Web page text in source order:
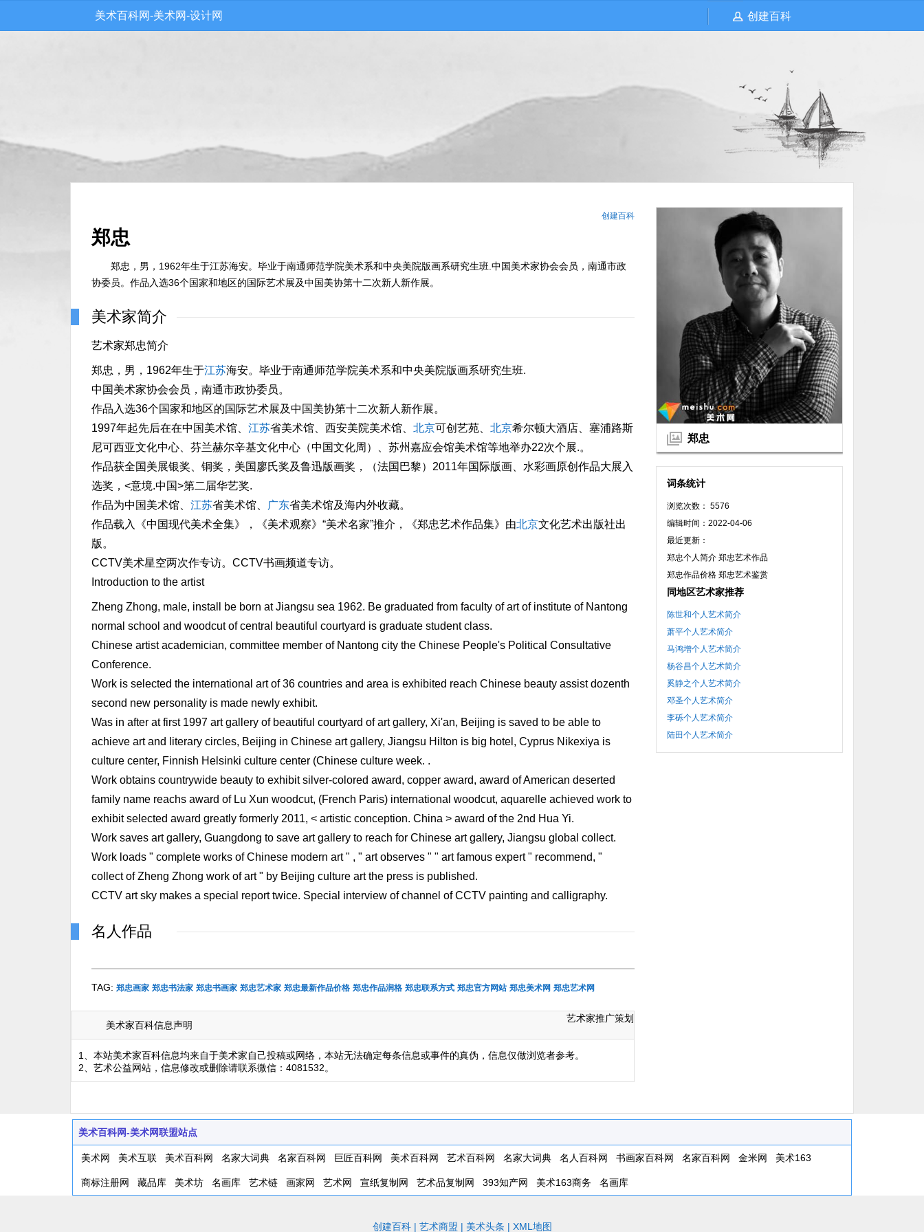
美术百科网-美术网-设计网 创建百科
郑忠
词条统计
浏览次数： 5576
编辑时间：2022-04-06
最近更新：
郑忠个人简介 郑忠艺术作品
郑忠作品价格 郑忠艺术鉴赏
同地区艺术家推荐
陈世和个人艺术简介
萧平个人艺术简介
马鸿增个人艺术简介
杨谷昌个人艺术简介
奚静之个人艺术简介
邓圣个人艺术简介
李砾个人艺术简介
陆田个人艺术简介
创建百科
郑忠
郑忠，男，1962年生于江苏海安。毕业于南通师范学院美术系和中央美院版画系研究生班.中国美术家协会会员，南通市政
协委员。作品入选36个国家和地区的国际艺术展及中国美协第十二次新人新作展。
美术家简介
艺术家郑忠简介
郑忠，男，1962年生于江苏海安。毕业于南通师范学院美术系和中央美院版画系研究生班.
中国美术家协会会员，南通市政协委员。
作品入选36个国家和地区的国际艺术展及中国美协第十二次新人新作展。
1997年起先后在在中国美术馆、 江苏省美术馆、西安美院美术馆、 北京可创艺苑、 北京希尔顿大酒店、塞浦路斯
尼可西亚文化中心、芬兰赫尔辛基文化中心（中国文化周）、苏州嘉应会馆美术馆等地举办22次个展.。
作品获全国美展银奖、铜奖，美国廖氏奖及鲁迅版画奖，（法国巴黎）2011年国际版画、水彩画原创作品大展入
选奖，<意境.中国>第二届华艺奖.
作品为中国美术馆、 江苏省美术馆、 广东省美术馆及海内外收藏。
作品载入《中国现代美术全集》，《美术观察》“美术名家”推介，《郑忠艺术作品集》由北京文化艺术出版社出
版。
CCTV美术星空两次作专访。CCTV书画频道专访。
Introduction to the artist
Zheng Zhong, male, install be born at Jiangsu sea 1962. Be graduated from faculty of art of institute of Nantong
normal school and woodcut of central beautiful courtyard is graduate student class.
Chinese artist academician, committee member of Nantong city the Chinese People's Political Consultative
Conference.
Work is selected the international art of 36 countries and area is exhibited reach Chinese beauty assist dozenth
second new personality is made newly exhibit.
Was in after at first 1997 art gallery of beautiful courtyard of art gallery, Xi'an, Beijing is saved to be able to
achieve art and literary circles, Beijing in Chinese art gallery, Jiangsu Hilton is big hotel, Cyprus Nikexiya is
culture center, Finnish Helsinki culture center (Chinese culture week. .
Work obtains countrywide beauty to exhibit silver-colored award, copper award, award of American deserted
family name reachs award of Lu Xun woodcut, (French Paris) international woodcut, aquarelle achieved work to
exhibit selected award greatly formerly 2011, < artistic conception. China > award of the 2nd Hua Yi.
Work saves art gallery, Guangdong to save art gallery to reach for Chinese art gallery, Jiangsu global collect.
Work loads " complete works of Chinese modern art " , " art observes " " art famous expert " recommend, "
collect of Zheng Zhong work of art " by Beijing culture art the press is published.
CCTV art sky makes a special report twice. Special interview of channel of CCTV painting and calligraphy.
名人作品
TAG: 郑忠画家 郑忠书法家 郑忠书画家 郑忠艺术家 郑忠最新作品价格 郑忠作品润格 郑忠联系方式 郑忠官方网站 郑忠美术网 郑忠艺术网
美术家百科信息声明
艺术家推广策划
1、本站美术家百科信息均来自于美术家自己投稿或网络，本站无法确定每条信息或事件的真伪，信息仅做浏览者参考。
2、艺术公益网站，信息修改或删除请联系微信：4081532。
美术百科网-美术网联盟站点
美术网 美术互联 美术百科网 名家大词典 名家百科网 巨匠百科网 美术百科网 艺术百科网 名家大词典 名人百科网 书画家百科网 名家百科网 金米网 美术163
商标注册网 藏品库 美术坊 名画库 艺术链 画家网 艺术网 宣纸复制网 艺术品复制网 393知产网 美术163商务 名画库
创建百科| 艺术商盟 | 美术头条 | XML地图